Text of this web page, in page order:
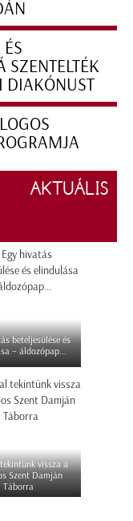
SZENTELTÉK
DIAKÓNUST
AKTUÁLIS
beteljesülése és
– áldozópap...
vissza a
Szent Damján
Táborra